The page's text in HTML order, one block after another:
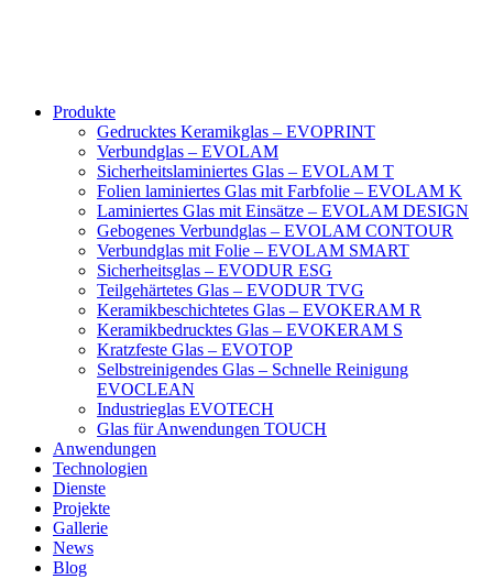
Produkte
Gedrucktes Keramikglas – EVOPRINT
Verbundglas – EVOLAM
Sicherheitslaminiertes Glas – EVOLAM T
Folien laminiertes Glas mit Farbfolie – EVOLAM K
Laminiertes Glas mit Einsätze – EVOLAM DESIGN
Gebogenes Verbundglas – EVOLAM CONTOUR
Verbundglas mit Folie – EVOLAM SMART
Sicherheitsglas – EVODUR ESG
Teilgehärtetes Glas – EVODUR TVG
Keramikbeschichtetes Glas – EVOKERAM R
Keramikbedrucktes Glas – EVOKERAM S
Kratzfeste Glas – EVOTOP
Selbstreinigendes Glas – Schnelle Reinigung
EVOCLEAN
Industrieglas EVOTECH
Glas für Anwendungen TOUCH
Anwendungen
Technologien
Dienste
Projekte
Gallerie
News
Blog